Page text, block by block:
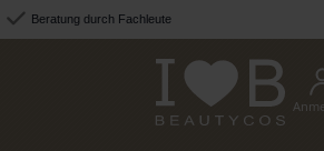
Beratung durch Fachleute